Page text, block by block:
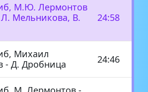
М.Ю. Лермонтов
Мельникова, В.
24:58
Михаил
- Д. Дробница
24:46